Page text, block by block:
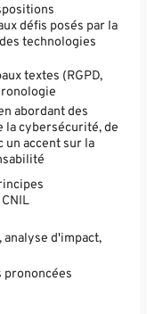
défis posés par la
technologies
textes (RGPD,
abordant des
la cybersécurité, de
un accent sur la
analyse d'impact,
prononcées